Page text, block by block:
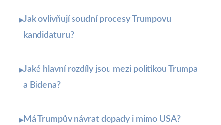
▸Jak ovlivňují soudní procesy Trumpovu
kandidaturu?
▸Jaké hlavní rozdíly jsou mezi politikou Trumpa
a Bidena?
▸Má Trumpův návrat dopady i mimo USA?